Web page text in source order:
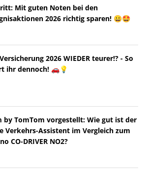
Mit guten Noten bei den
2026 richtig sparen! 😀🤩
2026 WIEDER teurer!? - So
ihr dennoch! 🚗💡
by TomTom vorgestellt: Wie gut ist der
Verkehrs-Assistent im Vergleich zum
CO-DRIVER NO2?